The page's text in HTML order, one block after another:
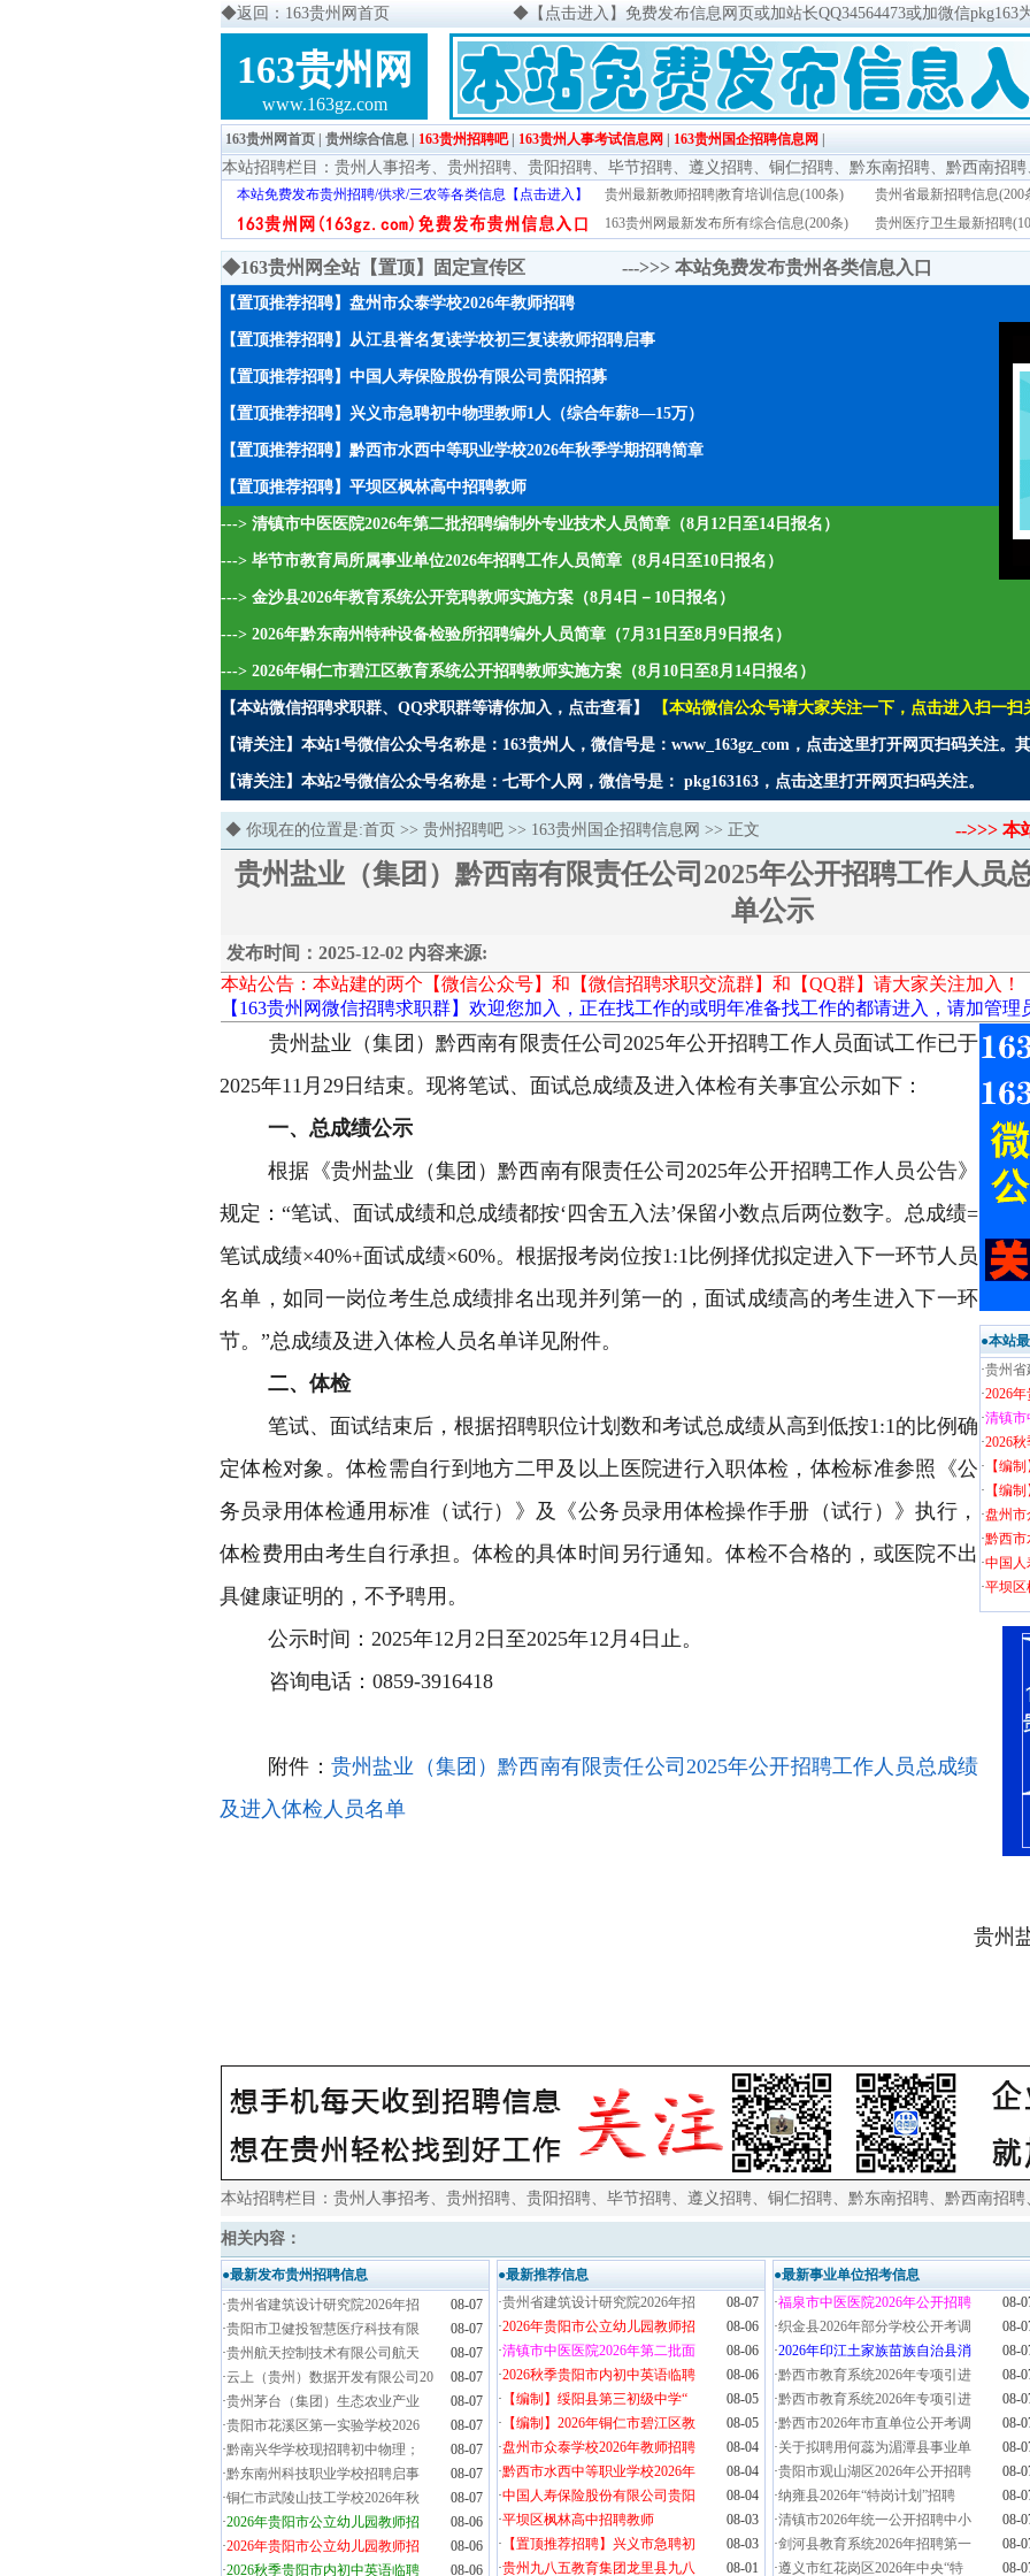
◆返回：163贵州网首页 ◆ 【点击进入】免费发布信息网页或加站长QQ34564473或加微信pkg163
163贵州网
www.163gz.com
163贵州网首页 贵州综合信息 163贵州招聘吧| 163贵州人事考试信息网 163贵州国企招聘信息网
本站招聘栏目： 贵州人事招考、 贵州招聘、 贵阳招聘、 毕节招聘、 遵义招聘、 铜仁招聘、 黔东南招聘、 黔西南招聘
本站免费发布贵州招聘/供求/三农等各类信息【点击进入】 贵州最新教师招聘|教育培训信息(100条) 贵州省最新招聘信息(200
163贵州网最新发布所有综合信息(200条)
贵州医疗卫生最新招聘
◆163贵州网全站【置顶】固定宣传区 --->>> 本站免费发布贵州各类信息入口
【置顶推荐招聘】盘州市众泰学校2026年教师招聘
【置顶推荐招聘】从江县誉名复读学校初三复读教师招聘启事
【置顶推荐招聘】中国人寿保险股份有限公司贵阳招募
【置顶推荐招聘】兴义市急聘初中物理教师1人（综合年薪8—15万）
【置顶推荐招聘】黔西市水西中等职业学校2026年秋季学期招聘简章
【置顶推荐招聘】平坝区枫林高中招聘教师
---> 清镇市中医医院2026年第二批招聘编制外专业技术人员简章（8月12日至14日报名）
---> 毕节市教育局所属事业单位2026年招聘工作人员简章（8月4日至10日报名）
---> 金沙县2026年教育系统公开竞聘教师实施方案（8月4日－10日报名）
---> 2026年黔东南州特种设备检验所招聘编外人员简章（7月31日至8月9日报名）
---> 2026年铜仁市碧江区教育系统公开招聘教师实施方案（8月10日至8月14日报名）
【本站微信招聘求职群、QQ求职群等请你加入，点击查看】 【本站微信公众号请大家关注一下，点击进入扫一扫
【请关注】本站1号微信公众号名称是：163贵州人，微信号是：www_163gz_com，点击这里打开网页扫码关注。
【请关注】本站2号微信公众号名称是：七哥个人网，微信号是： pkg163163，点击这里打开网页扫码关注。
◆ 你现在的位置是:首页 >> 贵州招聘吧 >> 163贵州国企招聘信息网 >> 正文 -->>> 本
贵州盐业（集团）黔西南有限责任公司2025年公开招聘工作人员
单公示
发布时间：2025-12-02 内容来源:
本站公告：本站建的两个【微信公众号】和【微信招聘求职交流群】和【QQ群】请大家关注加入！
【163贵州网微信招聘求职群】欢迎您加入，正在找工作的或明年准备找工作的都请进入，请加管理
●本站
·贵州省
·2026
·清镇市
·2026
· 【编
· 【编
·盘州市
·黔西市
·中国人
·平坝区
贵州盐业（集团）黔西南有限责任公司2025年公开招聘工作人员面试工作已于
2025年11月29日结束。现将笔试、面试总成绩及进入体检有关事宜公示如下：
一、总成绩公示
根据《贵州盐业（集团）黔西南有限责任公司2025年公开招聘工作人员公告》
规定：“笔试、面试成绩和总成绩都按‘ 四舍五入法’保留小数点后两位数字。总成绩=
笔试成绩×40%+面试成绩×60%。根据报考岗位按1:1比例择优拟定进入下一环节人员
名单，如同一岗位考生总成绩排名出现并列第一的，面试成绩高的考生进入下一环
节。”总成绩及进入体检人员名单详见附件。
二、体检
笔试、面试结束后，根据招聘职位计划数和考试总成绩从高到低按1:1的比例确
定体检对象。体检需自行到地方二甲及以上医院进行入职体检，体检标准参照《公
务员录用体检通用标准（试行）》及《公务员录用体检操作手册（试行）》执行，
体检费用由考生自行承担。体检的具体时间另行通知。体检不合格的，或医院不出
具健康证明的，不予聘用。
公示时间：2025年12月2日 至2025年12月4日止。
咨询电话： 0859-3916418
附件： 贵州盐业（集团）黔西南有限责任公司2025年公开招聘工作人员总成绩
及进入体检人员名单
贵州
本站招聘栏目： 贵州人事招考、 贵州招聘、 贵阳招聘、 毕节招聘、 遵义招聘、 铜仁招聘、 黔东南招聘、 黔西南招聘
相关内容：
●最新发布贵州招聘信息
·贵州省建筑设计研究院2026年招
08-07
·贵阳市卫健投智慧医疗科技有限
08-07
·贵州航天控制技术有限公司航天
08-07
·云上（贵州）数据开发有限公司20
08-07
·贵州茅台（集团）生态农业产业
08-07
·贵阳市花溪区第一实验学校2026
08-07
·黔南兴华学校现招聘初中物理；
08-07
·黔东南州科技职业学校招聘启事
08-07
·铜仁市武陵山技工学校2026年秋
08-07
·2026年贵阳市公立幼儿园教师招
08-06
·2026年贵阳市公立幼儿园教师招
08-06
·2026秋季贵阳市内初中英语临聘 08-06
●最新推荐信息
·贵州省建筑设计研究院2026年招
08-07
·2026年贵阳市公立幼儿园教师招
08-06
·清镇市中医医院2026年第二批面
08-06
·2026秋季贵阳市内初中英语临聘
08-06
· 【编制】绥阳县第三初级中学“
08-05
· 【编制】2026年铜仁市碧江区教
08-05
·盘州市众泰学校2026年教师招聘
08-04
·黔西市水西中等职业学校2026年
08-04
·中国人寿保险股份有限公司贵阳
08-04
·平坝区枫林高中招聘教师
08-03
· 【置顶推荐招聘】兴义市急聘初
08-03
·贵州九八五教育集团龙里县九八 08-01
●最新事业单位招考信息
·福泉市中医医院2026年公开招聘
08-
·织金县2026年部分学校公开考调
08-
·2026年印江土家族苗族自治县消
08-
·黔西市教育系统2026年专项引进
08-
·黔西市教育系统2026年专项引进
08-
·黔西市2026年市直单位公开考调
08-
·关于拟聘用何蕊为湄潭县事业单
08-
·贵阳市观山湖区2026年公开招聘
08-
·纳雍县2026年“特岗计划”招聘
08-
·清镇市2026年统一公开招聘中小
08-
·剑河县教育系统2026年招聘第一
08-
·遵义市红花岗区2026年中央“特 08-